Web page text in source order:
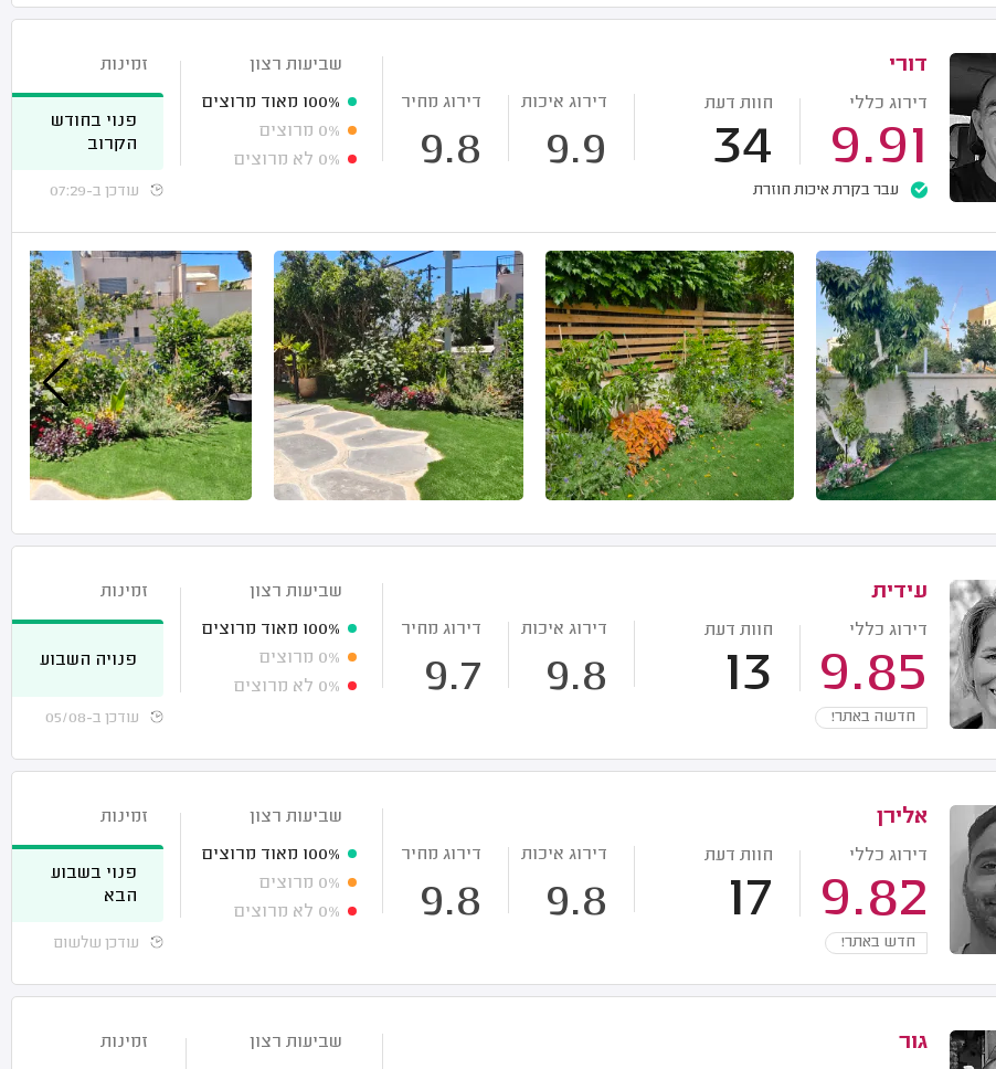
דורי
דירוג כללי
9.91
חוות דעת
34
דירוג איכות
9.9
דירוג מחיר
9.8
עבר בקרת איכות חוזרת
שביעות רצון
100% מאוד מרוצים
0% מרוצים
0% לא מרוצים
זמינות
פנוי בחודש
הקרוב
עודכן ב-07:29
עידית
דירוג כללי
9.85
חוות דעת
13
דירוג איכות
9.8
דירוג מחיר
9.7
חדשה באתר!
שביעות רצון
100% מאוד מרוצים
0% מרוצים
0% לא מרוצים
זמינות
פנויה השבוע
עודכן ב-05/08
אלירן
דירוג כללי
9.82
חוות דעת
17
דירוג איכות
9.8
דירוג מחיר
9.8
חדש באתר!
שביעות רצון
100% מאוד מרוצים
0% מרוצים
0% לא מרוצים
זמינות
פנוי בשבוע
הבא
עודכן שלשום
גור
שביעות רצון
זמינות